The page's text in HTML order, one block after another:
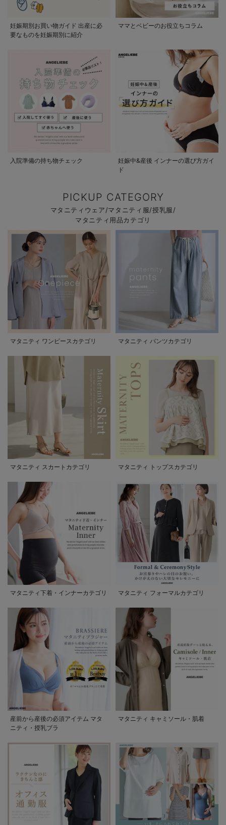
妊娠期別お買い物ガイド 出産に必
要なものを妊娠期別に紹介
ママとベビーのお役立ちコラム
入院準備の持ち物チェック
妊娠中&産後 インナーの選び方ガイ
ド
PICKUP CATEGORY
マタニティウェア/マタニティ服/授乳服/
マタニティ用品カテゴリ
マタニティ ワンピースカテゴリ マタニティ パンツカテゴリ
マタニティ スカートカテゴリ マタニティ トップスカテゴリ
マタニティ下着・インナーカテゴリ マタニティ フォーマルカテゴリ
産前から産後の必須アイテム マタ
ニティ・授乳ブラ
マタニティ キャミソール・肌着